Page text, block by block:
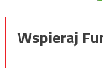
Wspieraj